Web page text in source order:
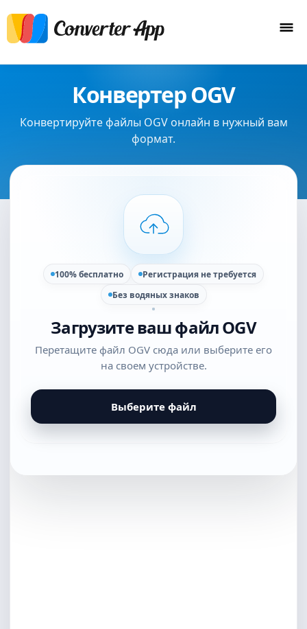
Конвертер OGV
Конвертируйте файлы OGV онлайн в нужный вам
формат.
100% бесплатно
Регистрация не требуется
Без водяных знаков
Загрузите ваш файл OGV
Перетащите файл OGV сюда или выберите его
на своем устройстве.
Выберите файл